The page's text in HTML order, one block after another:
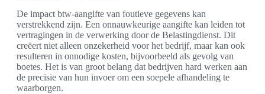
De impact btw-aangifte van foutieve gegevens kan
verstrekkend zijn. Een onnauwkeurige aangifte kan leiden tot
vertragingen in de verwerking door de Belastingdienst. Dit
creëert niet alleen onzekerheid voor het bedrijf, maar kan ook
resulteren in onnodige kosten, bijvoorbeeld als gevolg van
boetes. Het is van groot belang dat bedrijven hard werken aan
de precisie van hun invoer om een soepele afhandeling te
waarborgen.